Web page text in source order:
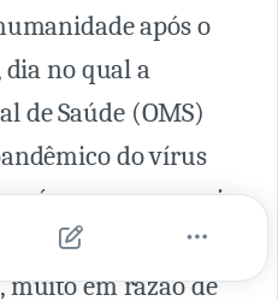
após o
dia no qual a
de Saúde (OMS)
do vírus
cá, somam-se mais
de vidas perdidas, a
muito em razão de